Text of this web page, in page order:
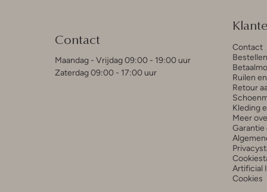
Contact
Maandag - Vrijdag 09:00 - 19:00 uur
Zaterdag 09:00 - 17:00 uur
Contact
Ruilen
Retour
Kleding
Meer
Garantie
Artificial
Cookies